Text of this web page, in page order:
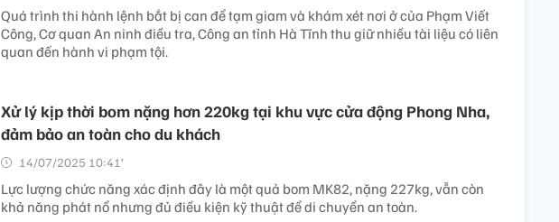
Quá trình thi hành lệnh bắt bị can để tạm giam và khám xét nơi ở của Phạm Viết
Công, Cơ quan An ninh điều tra, Công an tỉnh Hà Tĩnh thu giữ nhiều tài liệu có liên
quan đến hành vi phạm tội.
Xử lý kịp thời bom nặng hơn 220kg tại khu vực cửa động Phong Nha,
đảm bảo an toàn cho du khách
14/07/2025 10:41’
Lực lượng chức năng xác định đây là một quả bom MK82, nặng 227kg, vẫn còn
khả năng phát nổ nhưng đủ điều kiện kỹ thuật để di chuyển an toàn.